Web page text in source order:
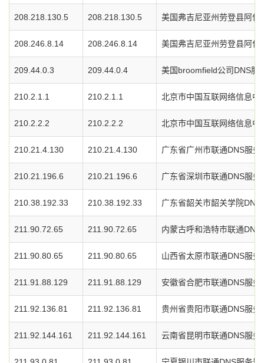
208.218.130.5 208.218.130.5 美国弗吉尼亚州劳登县阿
208.246.8.14 208.246.8.14 美国弗吉尼亚州劳登县阿
209.44.0.3 209.44.0.4 美国broomfield公司DNS服
210.2.1.1 210.2.1.1 北京市中国互联网络信息中
210.2.2.2 210.2.2.2 北京市中国互联网络信息中
210.21.4.130 210.21.4.130 广东省广州市联通DNS服务
210.21.196.6 210.21.196.6 广东省深圳市联通DNS服务
210.38.192.33 210.38.192.33 广东省韶关市韶关学院DNS
211.90.72.65 211.90.72.65 内蒙古呼和浩特市联通DNS
211.90.80.65 211.90.80.65 山西省太原市联通DNS服务
211.91.88.129 211.91.88.129 安徽省合肥市联通DNS服务
211.92.136.81 211.92.136.81 贵州省贵阳市联通DNS服务
211.92.144.161 211.92.144.161 云南省昆明市联通DNS服务